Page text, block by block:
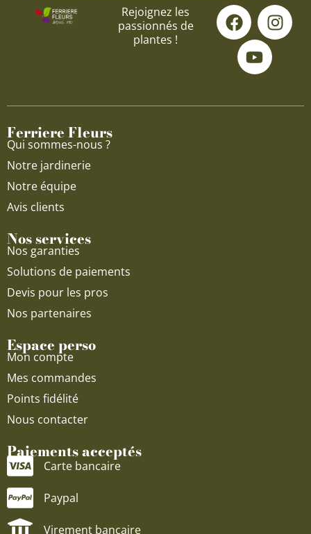
Rejoignez les
passionnés de
plantes !
F
a
c
e
o
I
n
s
g
Y
o
u
t
u
b
Ferriere Fleurs
Qui sommes-nous ?
Notre jardinerie
Notre équipe
Avis clients
Nos services
Nos garanties
Solutions de paiements
Devis pour les pros
Nos partenaires
Espace perso
Mon compte
Mes commandes
Points fidélité
Nous contacter
Paiements acceptés
Carte bancaire
Paypal
Virement bancaire